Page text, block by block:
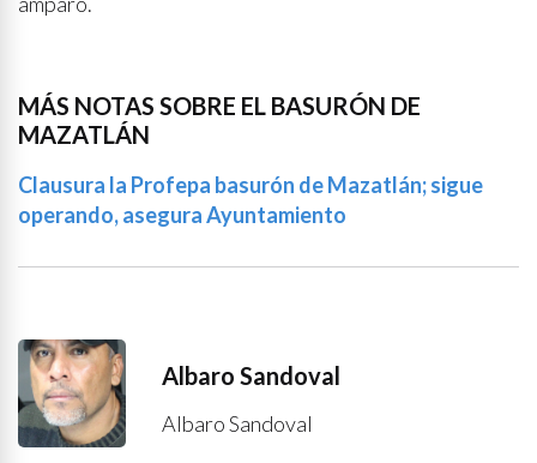
MÁS NOTAS SOBRE EL BASURÓN DE
MAZATLÁN
Clausura la Profepa basurón de Mazatlán; sigue
operando, asegura Ayuntamiento
Albaro Sandoval
Albaro Sandoval